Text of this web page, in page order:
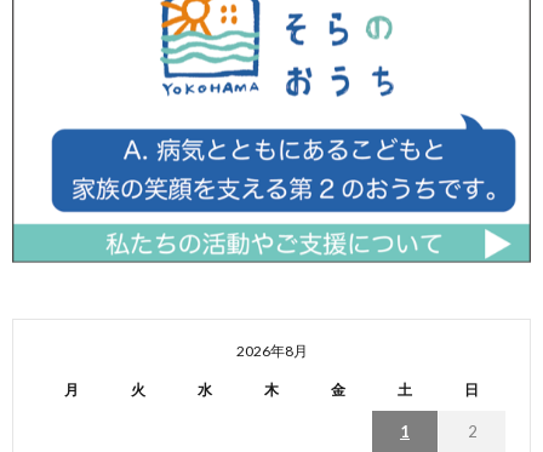
2026年8月
月 火 水 木 金 土 日
1 2